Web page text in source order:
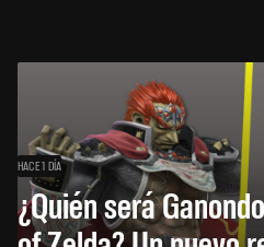
HACE 1 DÍA
¿Quién será